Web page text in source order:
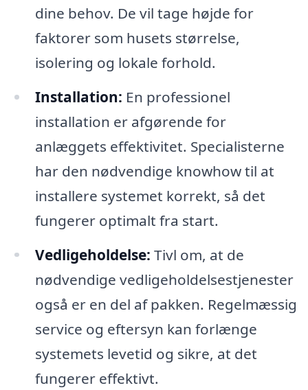
dine behov. De vil tage højde for
faktorer som husets størrelse,
isolering og lokale forhold.
Installation: En professionel
installation er afgørende for
anlæggets effektivitet. Specialisterne
har den nødvendige knowhow til at
installere systemet korrekt, så det
fungerer optimalt fra start.
Vedligeholdelse: Tivl om, at de
nødvendige vedligeholdelsestjenester
også er en del af pakken. Regelmæssig
service og eftersyn kan forlænge
systemets levetid og sikre, at det
fungerer effektivt.